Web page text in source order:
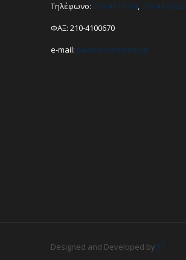
Τηλέφωνο: 210-4117604,210-4176825
ΦΑΞ: 210-4100670
e-mail: peathen@otenet.gr
Designed and Developed by JIT